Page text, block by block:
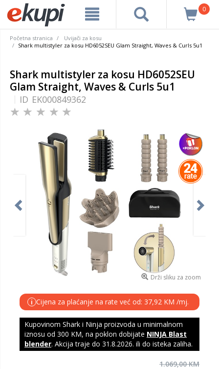
0
Početna stranica
Uvijači za kosu
Shark multistyler za kosu HD6052SEU Glam Straight, Waves & Curls 5u1
Shark multistyler za kosu HD6052SEU
Glam Straight, Waves & Curls 5u1
ID EK000849362
Drži sliku za zoom
i Cijena za plaćanje na rate već od: 37,92 KM /mj.
Kupovinom Shark i Ninja proizvoda u minimalnom
iznosu od 300 KM, na poklon dobijate NINJA Blast
blender. Akcija traje do 31.8.2026. ili do isteka zaliha.
1.069,00 KM